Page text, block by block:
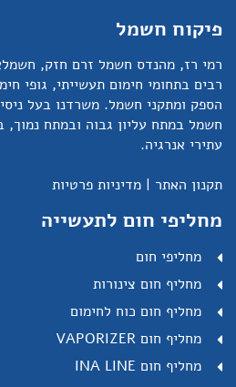
פיקוח חשמל
רמי רז, מהנדס חשמל זרם חזק,
רבים בתחומי חימום תעשייתי, גופי
הספק ומתקני חשמל. משרדנו בעל
חשמל במתח עליון גבוה ובמתח נמוך,
עתירי אנרגיה.
תקנון האתר | מדיניות פרטיות
מחליפי חום לתעשייה
מחליפי חום
מחליף חום צינורות
מחליף חום כוח לחימום
מחליף חום VAPORIZER
מחליף חום INA LINE